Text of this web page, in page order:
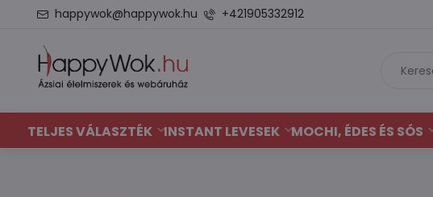
happywok@happywok.hu +421905332912
TELJES VÁLASZTÉK INSTANT LEVESEK MOCHI, ÉDES ÉS SÓS